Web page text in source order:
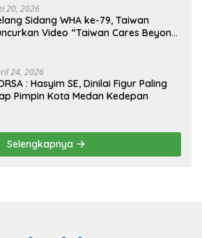
Perkuat Pengawasan Program
20, 2026
Sidang WHA ke-79, Taiwan
Video “Taiwan Cares Beyond
24, 2026
: Hasyim SE, Dinilai Figur Paling
Pimpin Kota Medan Kedepan
Selengkapnya